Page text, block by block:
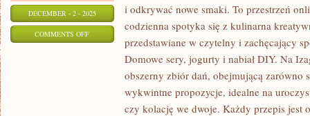
DECEMBER - 2 - 2025
COMMENTS OFFON
i odkrywać nowe smaki. To przestrzeń
codzienna spotyka się z kulinarna
przedstawiane w czytelny i zachęcający
Domowe sery, jogurty i nabiał DIY. Na
obszerny zbiór dań, obejmującą
wykwintne propozycje, idealne na
czy kolację we dwoje. Każdy przepis jest